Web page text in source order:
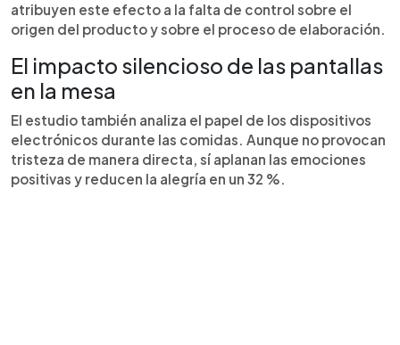
atribuyen este efecto a la falta de control sobre el
origen del producto y sobre el proceso de elaboración.
El impacto silencioso de las pantallas
en la mesa
El estudio también analiza el papel de los dispositivos
electrónicos durante las comidas. Aunque no provocan
tristeza de manera directa, sí aplanan las emociones
positivas y reducen la alegría en un 32 %.